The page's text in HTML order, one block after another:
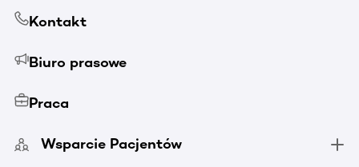
Kontakt
Biuro prasowe
Praca
Wsparcie Pacjentów